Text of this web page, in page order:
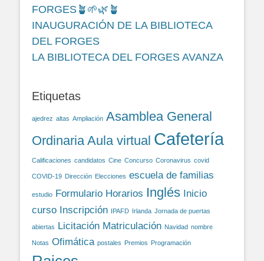
FORGES🪴🌱🌿🪴
INAUGURACIÓN DE LA BIBLIOTECA
DEL FORGES
LA BIBLIOTECA DEL FORGES AVANZA
Etiquetas
ajedrez altas Ampliación Asamblea General
Ordinaria Aula virtual Cafetería
Calificaciones candidatos Cine Concurso Coronavirus covid
COVID-19 Dirección Elecciones escuela de familias
estudio Formulario Horarios Inglés Inicio
curso Inscripción IPAFD Irlanda Jornada de puertas
abiertas Licitación Matriculación Navidad nombre
Notas Ofimática postales Premios Programación